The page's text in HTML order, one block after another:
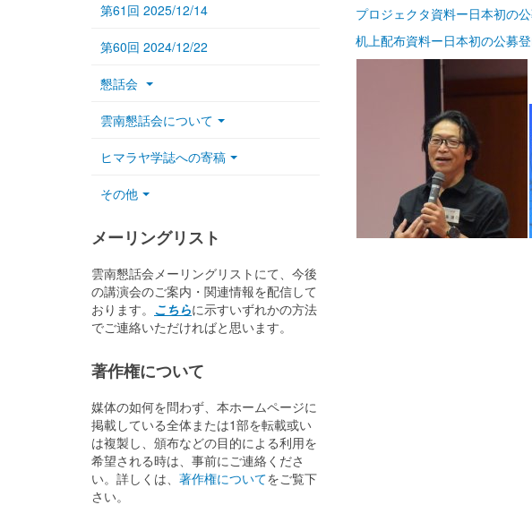
プロジェクタ資料ー日本初の
机上配布資料ー日本初の公募
第61回 2025/12/14
第60回 2024/12/22
懇話会
雲南懇話会について
ヒマラヤ学誌への寄稿
その他
メーリングリスト
雲南懇話会メーリングリストにて、今後
の講演会のご案内・関連情報を配信して
おります。 こちらに示すいずれかの方法
でご連絡いただければと思います。
著作権について
媒体の如何を問わず、本ホームページに
掲載している全体または1部を転載或い
は複製し、頒布などの目的による利用を
希望される時は、事前にご連絡くださ
い。詳しくは、 著作権についてをご覧下
さい。